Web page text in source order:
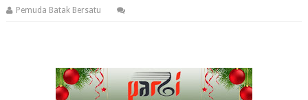
Pemuda Batak Bersatu